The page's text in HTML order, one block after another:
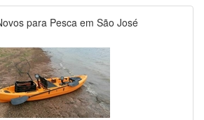
para Pesca em São José